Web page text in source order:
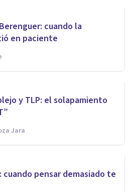
cuando la
en paciente
y TLP: el solapamiento
Jara
cuando pensar demasiado te